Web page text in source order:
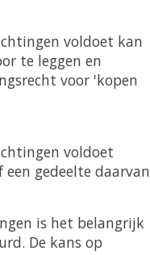
voldoet kan
te leggen en
voor 'kopen
voldoet
gedeelte daarvan
is het belangrijk
De kans op